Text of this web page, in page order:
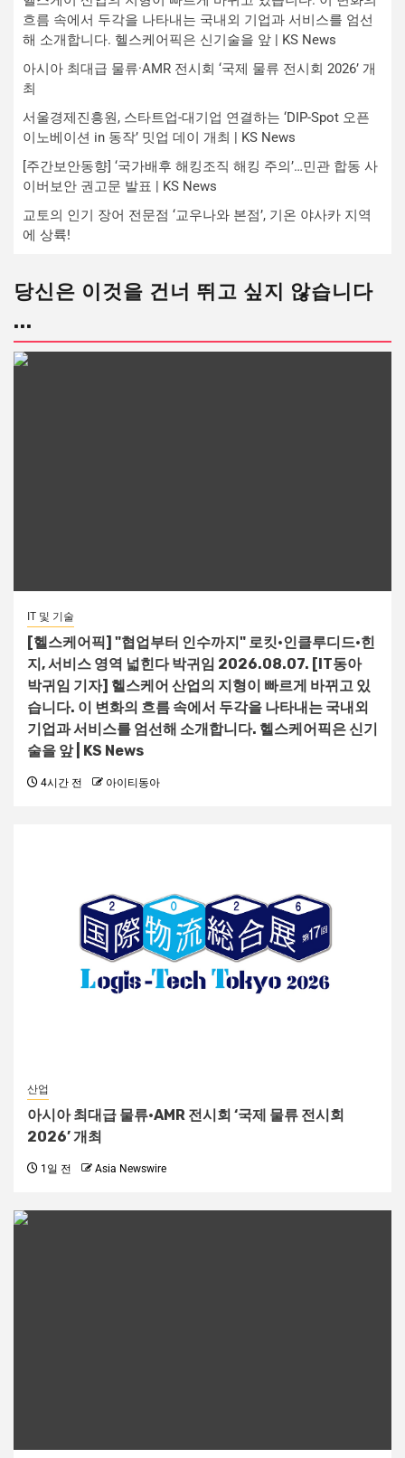
흐름 속에서 두각을 나타내는 국내외 기업과 서비스를 엄선
해 소개합니다. 헬스케어픽은 신기술을 앞 | KS News
아시아 최대급 물류·AMR 전시회 ‘국제 물류 전시회 2026’ 개
최
서울경제진흥원, 스타트업-대기업 연결하는 ‘DIP-Spot 오픈
이노베이션 in 동작’ 밋업 데이 개최 | KS News
[주간보안동향] ‘국가배후 해킹조직 해킹 주의’…민관 합동 사
이버보안 권고문 발표 | KS News
교토의 인기 장어 전문점 ‘교우나와 본점’, 기온 야사카 지역
에 상륙!
당신은 이것을 건너 뛰고 싶지 않습니다
...
IT 및 기술
[헬스케어픽] "협업부터 인수까지" 로킷·인클루디드·힌
지, 서비스 영역 넓힌다 박귀임 2026.08.07. [IT동아
박귀임 기자] 헬스케어 산업의 지형이 빠르게 바뀌고 있
습니다. 이 변화의 흐름 속에서 두각을 나타내는 국내외
기업과 서비스를 엄선해 소개합니다. 헬스케어픽은 신기
술을 앞 | KS News
4시간 전 아이티동아
산업
아시아 최대급 물류·AMR 전시회 ‘국제 물류 전시회
2026’ 개최
1일 전 Asia Newswire